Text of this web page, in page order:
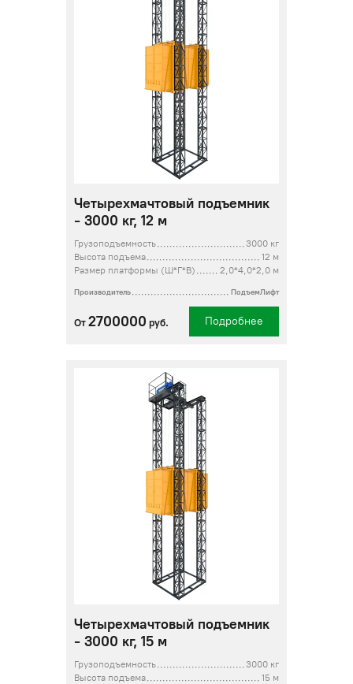
Четырехмачтовый подъемник
- 3000 кг, 12 м
Грузоподъемность
3000 кг
Высота подъема
12 м
Размер платформы (Ш*Г*В)
2,0*4,0*2,0 м
Производитель ПодъемЛифт
От 2700000 руб. Подробнее
Четырехмачтовый подъемник
- 3000 кг, 15 м
Грузоподъемность
3000 кг
Высота подъема
15 м